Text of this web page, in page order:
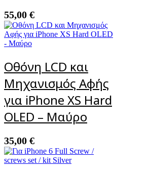
55,00 €
Οθόνη LCD και
Μηχανισμός Αφής
για iPhone XS Hard
OLED – Μαύρο
35,00 €